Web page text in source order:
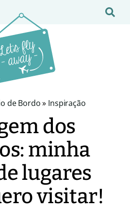
de Bordo» Inspiração
dos
minha
lugares
visitar!